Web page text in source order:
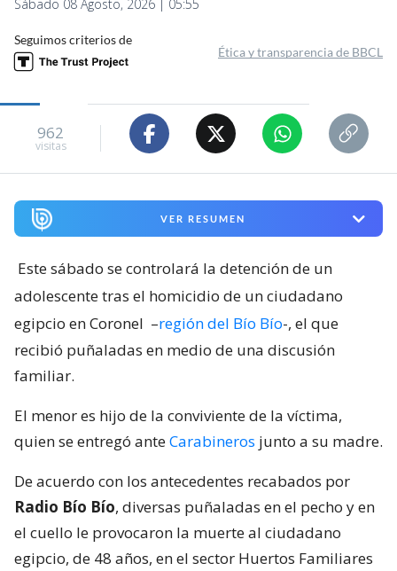
Sábado 08 Agosto, 2026 | 05:55
Seguimos criterios de
Ética y transparencia de BBCL
962
visitas
VER RESUMEN
Este sábado se controlará la detención de un
adolescente tras el homicidio de un ciudadano
egipcio en Coronel –región del Bío Bío-, el que
recibió puñaladas en medio de una discusión
familiar.
El menor es hijo de la conviviente de la víctima,
quien se entregó anteCarabineros junto a su madre.
De acuerdo con los antecedentes recabados por
Radio Bío Bío, diversas puñaladas en el pecho y en
el cuello le provocaron la muerte al ciudadano
egipcio, de 48 años, en el sector Huertos Familiares